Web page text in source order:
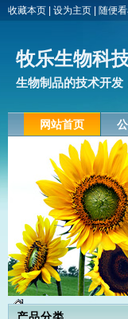
收藏本页 设为主页 随便
牧乐生物科
生物制品的技术开发
网站首页